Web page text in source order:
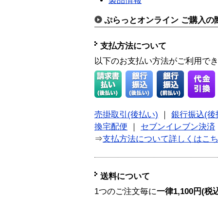
ぷらっとオンライン ご購入の
支払方法について
以下のお支払い方法がご利用で
売掛取引(後払い)
銀行振込(後
換宅配便
セブンイレブン決済
⇒支払方法について詳しくはこ
送料について
1つのご注文毎に一律1,100円(税